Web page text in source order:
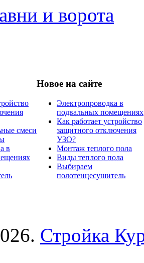
и ворота
смеси
в
Новое на сайте
Электропроводка в
подвальных помещениях
Как работает устройство
защитного отключения
УЗО?
Монтаж теплого пола
Виды теплого пола
Выбираем
полотенцесушитель
Стройка